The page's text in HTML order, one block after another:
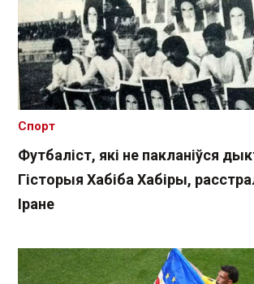
Футбаліст, які не пакланіўся
Гісторыя Хабіба Хабіры,
Іране
Спорт